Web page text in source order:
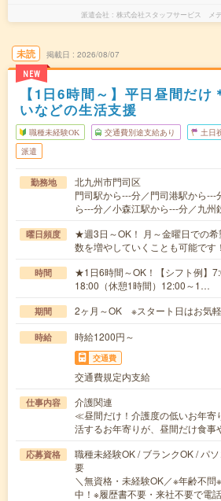
派遣会社 株式会社スタッフサービス メ
未読
NEW
掲載日 2026/08/07
【1日6時間～】平日昼間だけ
いなどの生活支援
職種未経験OK 交通費別途支給あり 土日
派遣
勤務地
北九州市門司区
門司駅から---分／門司港駅から
ら---分／小森江駅から---分／九
曜日頻度
★週3日～OK！ 月～金曜日での
数を増やしていくことも可能です！
時間
★1日6時間～OK！【シフト例】
18:00（休憩1時間）12:00～1…
期間 2ヶ月～OK ※スタート日はお気軽
時給 時給1200円～
交通費
交通費規定内支給
仕事内容
介護関連
≪昼間だけ！介護度の低いお年
活するお年寄りが、昼間だけ食
応募資格
職種未経験OK / ブランクOK / パ
要
＼無資格・未経験OK／※年齢不
中！※履歴書不要・来社不要で電